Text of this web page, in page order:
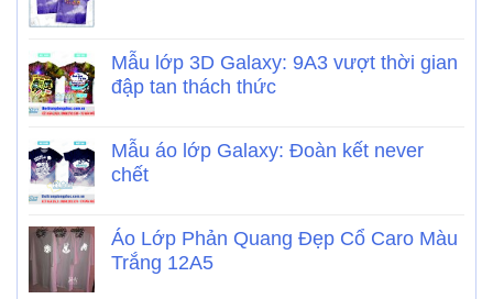
Mẫu lớp 3D Galaxy: 9A3 vượt thời gian
đập tan thách thức
Mẫu áo lớp Galaxy: Đoàn kết never
chết
Áo Lớp Phản Quang Đẹp Cổ Caro Màu
Trắng 12A5